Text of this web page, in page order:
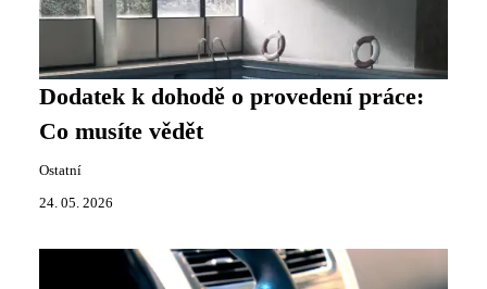
Dodatek k dohodě o provedení práce:
Co musíte vědět
Ostatní
24. 05. 2026